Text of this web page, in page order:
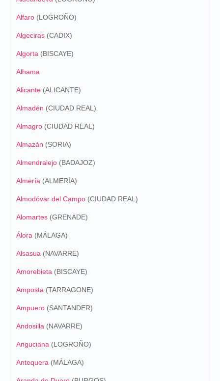
Alfaro (LOGROÑO)
Algeciras (CADIX)
Algorta (BISCAYE)
Alhama
Alicante (ALICANTE)
Almadén (CIUDAD REAL)
Almagro (CIUDAD REAL)
Almazán (SORIA)
Almendralejo (BADAJOZ)
Almería (ALMERÍA)
Almodóvar del Campo (CIUDAD REAL)
Alomartes (GRENADE)
Álora (MÁLAGA)
Alsasua (NAVARRE)
Amorebieta (BISCAYE)
Amposta (TARRAGONE)
Ampuero (SANTANDER)
Andosilla (NAVARRE)
Anguciana (LOGROÑO)
Antequera (MÁLAGA)